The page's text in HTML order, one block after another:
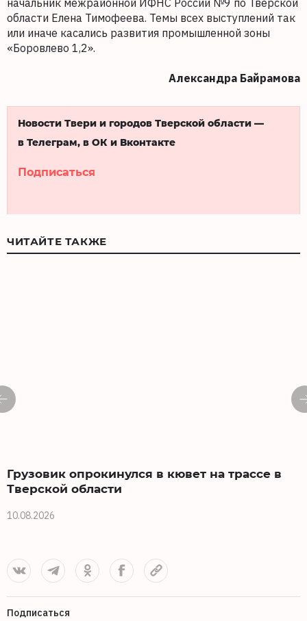
начальник межрайонной ИФНС России №9 по Тверской
области Елена Тимофеева. Темы всех выступлений так
или иначе касались развития промышленной зоны
«Боровлево 1,2».
Александра Байрамова
Новости Твери и городов Тверской области —
в Телеграм, в ОК и Вконтакте
Подписаться
ЧИТАЙТЕ ТАКЖЕ
Грузовик опрокинулся в кювет на трассе в
Тверской области
10.08.2026
Подписаться